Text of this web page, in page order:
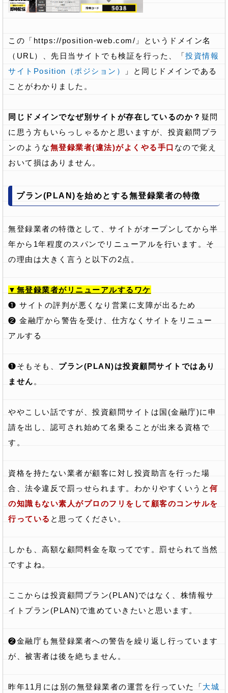
この「https://position-web.com/」というドメイン名
（URL）、先日当サイトでも検証を行った、「投資情報
サイトPosition（ポジション）
」と同じドメインである
ことがわかりました。
同じドメインでなぜ別サイトが存在しているのか？ 疑問
に思う方もいらっしゃるかと思いますが、投資顧問プラ
ンのような無登録業者(違法)がよくやる手口 なので覚え
おいて損はありません。
プラン(PLAN)を始めとする無登録業者の特徴
無登録業者の特徴として、サイトがオープンしてから半
年から1年程度のスパンでリニューアルを行います。そ
の理由は大きく言うと以下の2点。
▼無登録業者がリニューアルするワケ
❶ サイトの評判が悪くなり営業に支障が出るため
❷ 金融庁から警告を受け、仕方なくサイトをリニュー
アルする
❶そもそも、 プラン(PLAN)は投資顧問サイトではあり
ません 。
ややこしい話ですが、投資顧問サイトは国(金融庁)に申
請を出し、認可され始めて名乗ることが出来る資格で
す。
資格を持たない業者が顧客に対し投資助言を行った場
合、法令違反で罰っせられます。わかりやすくいうと 何
の知識もない素人がプロのフリをして顧客のコンサルを
行っている と思ってください。
しかも、高額な顧問料金を取ってです。罰せられて当然
ですよね。
ここからは投資顧問プラン(PLAN)ではなく、株情報サ
イトプラン(PLAN)で進めていきたいと思います。
❷金融庁も無登録業者への警告を繰り返し行っています
が、被害者は後を絶ちません。
昨年11月には別の無登録業者の運営を行っていた「大城